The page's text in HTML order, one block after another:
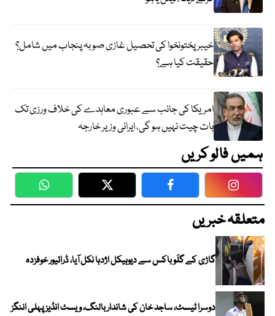
خیبر پختونخوا کی تحصیل غازی صوبہ پنجاب میں شامل؟
حقیقت کیا ہے؟
امریکا کی جانب سے عبوری معاہدے کی خلاف ورزی تک
بات چیت نہیں ہو گی، ایرانی وزیر خارجہ
ہمیں فالو کریں
WhatsApp Twitter Facebook
متعلقہ خبریں
گاڑی کے گلَو باکس سے دیوہیکل اژدہا نکل آیا، ڈرائیور خوفزدہ
دوسرا ٹیسٹ، ساجد خان کی شاندار بالنگ، ویسٹ انڈیز پہلی اننگز